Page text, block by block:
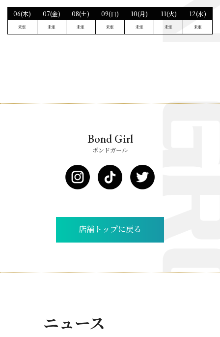
06(木)
未定
07(金)
未定
08(土)
未定
09(日)
未定
10(月)
未定
11(火)
未定
12(水)
未定
Bond Girl
ボンドガール
店舗トップに戻る
ニュース